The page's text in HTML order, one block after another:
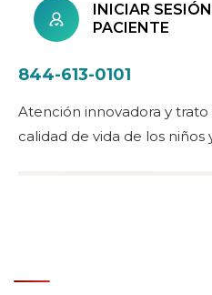
INICIAR
PACIENTE
844-613-0101
Atención innovadora y
calidad de vida de los niños